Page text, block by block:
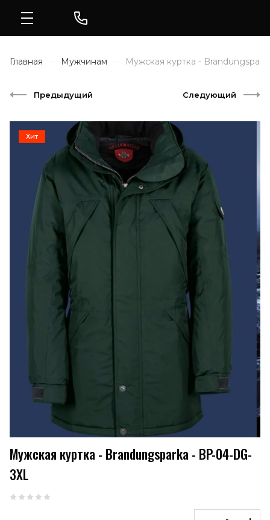
Главная Мужчинам Мужская куртка -
Предыдущий Следующий
Хит
Мужская куртка - Brandungsparka - BP-04-DG-
3XL